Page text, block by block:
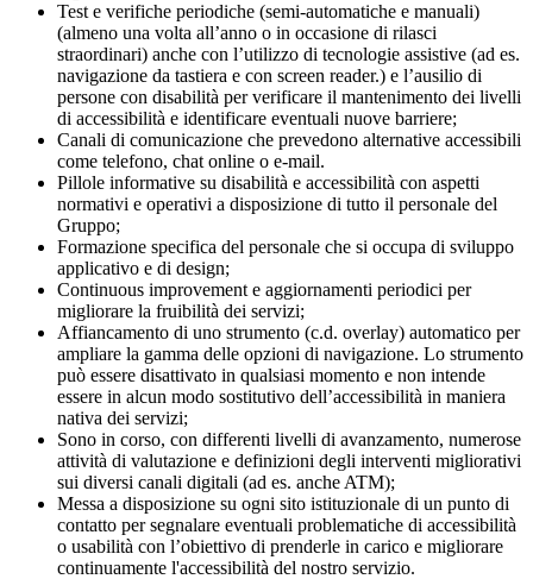
Test e verifiche periodiche (semi-automatiche e manuali)
(almeno una volta all’anno o in occasione di rilasci
straordinari) anche con l’utilizzo di tecnologie assistive (ad es.
navigazione da tastiera e con screen reader.) e l’ausilio di
persone con disabilità per verificare il mantenimento dei livelli
di accessibilità e identificare eventuali nuove barriere;
Canali di comunicazione che prevedono alternative accessibili
come telefono, chat online o e-mail.
Pillole informative su disabilità e accessibilità con aspetti
normativi e operativi a disposizione di tutto il personale del
Gruppo;
Formazione specifica del personale che si occupa di sviluppo
applicativo e di design;
Continuous improvement e aggiornamenti periodici per
migliorare la fruibilità dei servizi;
Affiancamento di uno strumento (c.d. overlay) automatico per
ampliare la gamma delle opzioni di navigazione. Lo strumento
può essere disattivato in qualsiasi momento e non intende
essere in alcun modo sostitutivo dell’accessibilità in maniera
nativa dei servizi;
Sono in corso, con differenti livelli di avanzamento, numerose
attività di valutazione e definizioni degli interventi migliorativi
sui diversi canali digitali (ad es. anche ATM);
Messa a disposizione su ogni sito istituzionale di un punto di
contatto per segnalare eventuali problematiche di accessibilità
o usabilità con l’obiettivo di prenderle in carico e migliorare
continuamente l'accessibilità del nostro servizio.